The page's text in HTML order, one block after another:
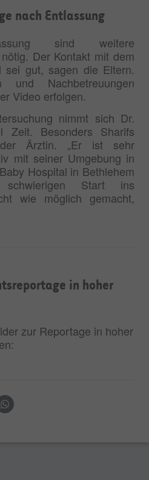
nach Entlassung
sind weitere
Der Kontakt mit dem
sei gut, sagen die Eltern.
und Nachbetreuungen
Video erfolgen.
nimmt sich Dr.
Zeit. Besonders Sharifs
Ärztin. „Er ist sehr
mit seiner Umgebung in
Hospital in Bethlehem
Start ins
wie möglich gemacht,
in hoher
zur Reportage in hoher